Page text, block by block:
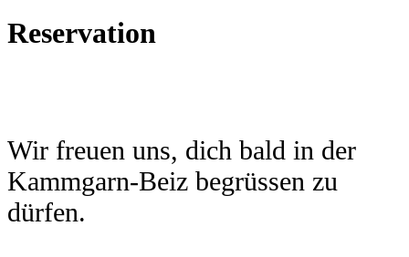
Reservation
Wir freuen uns, dich bald in der
Kammgarn-Beiz begrüssen zu
dürfen.